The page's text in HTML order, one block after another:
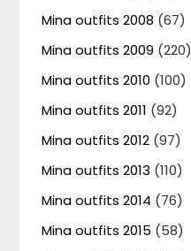
Mina outfits 2008 (67)
Mina outfits 2009 (220)
Mina outfits 2010 (100)
Mina outfits 2011 (92)
Mina outfits 2012 (97)
Mina outfits 2013 (110)
Mina outfits 2014 (76)
Mina outfits 2015 (58)